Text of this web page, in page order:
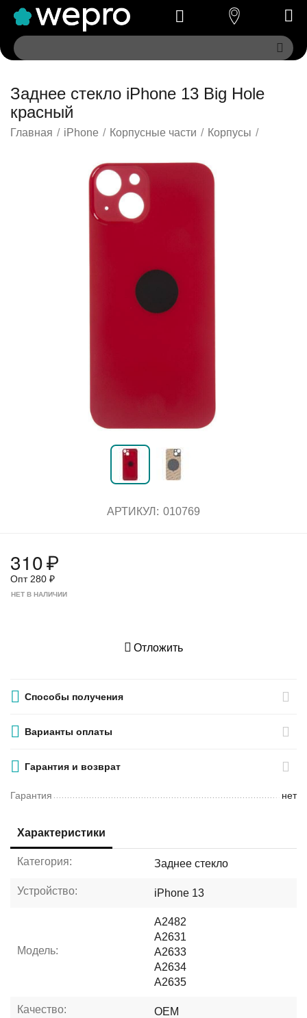
Заднее стекло iPhone 13 Big Hole
красный
Главная / iPhone / Корпусные части / Корпусы /
АРТИКУЛ: 010769
310₽
Опт 280 ₽
НЕТ В НАЛИЧИИ
Отложить
Способы получения
Варианты оплаты
Гарантия и возврат
Гарантия нет
Характеристики
Категория: Заднее стекло
Устройство: iPhone 13
Модель:
A2482
A2631
A2633
A2634
A2635
Качество: OEM